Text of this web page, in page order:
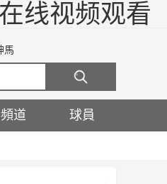
线视频观看
馬
道 球員